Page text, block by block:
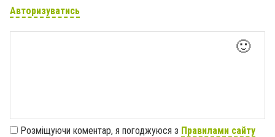
Авторизуватись
🙂
Розміщуючи коментар, я погоджуюся з Правилами сайту